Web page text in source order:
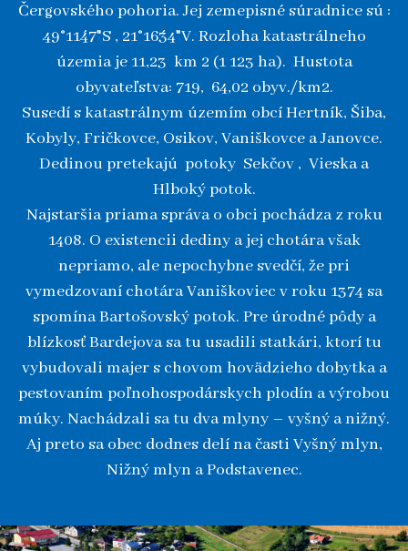
Čergovského pohoria. Jej zemepisné súradnice sú :
49°11´47"S , 21°16´34"V. Rozloha katastrálneho
územia je 11,23 km 2 (1 123 ha). Hustota
obyvateľstva: 719, 64,02 obyv./km2.
Susedí s katastrálnym územím obcí Hertník, Šiba,
Kobyly, Fričkovce, Osikov, Vaniškovce a Janovce.
Dedinou pretekajú potoky Sekčov , Vieska a
Hlboký potok.
Najstaršia priama správa o obci pochádza z roku
1408. O existencii dediny a jej chotára však
nepriamo, ale nepochybne svedčí, že pri
vymedzovaní chotára Vaniškoviec v roku 1374 sa
spomína Bartošovský potok. Pre úrodné pôdy a
blízkosť Bardejova sa tu usadili statkári, ktorí tu
vybudovali majer s chovom hovädzieho dobytka a
pestovaním poľnohospodárskych plodín a výrobou
múky. Nachádzali sa tu dva mlyny – vyšný a nižný.
Aj preto sa obec dodnes delí na časti Vyšný mlyn,
Nižný mlyn a Podstavenec.